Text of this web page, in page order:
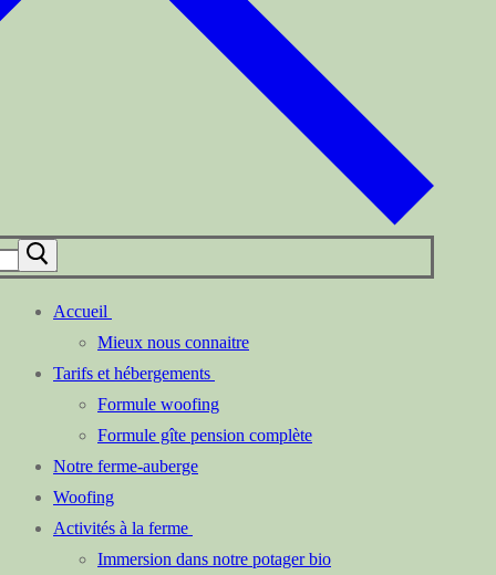
Accueil
Mieux nous connaitre
Tarifs et hébergements
Formule woofing
Formule gîte pension complète
Notre ferme-auberge
Woofing
Activités à la ferme
Immersion dans notre potager bio